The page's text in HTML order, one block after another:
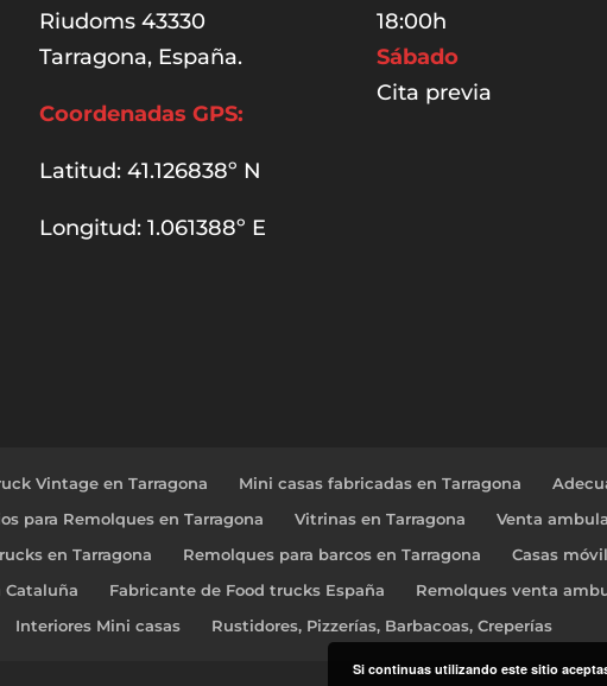
Riudoms 43330
Tarragona, España.
Coordenadas GPS:
Latitud: 41.126838º N
Longitud: 1.061388º E
18:00h
Sábado
Cita previa
Vintage en Tarragona Mini casas fabricadas en Tarragona
para Remolques en Tarragona Vitrinas en Tarragona
Venta
en Tarragona Remolques para barcos en Tarragona
Casas
Cataluña
Fabricante de Food trucks España
Remolques venta
Interiores Mini casas Rustidores, Pizzerías, Barbacoas, Creperías
Si continuas utilizando este sitio